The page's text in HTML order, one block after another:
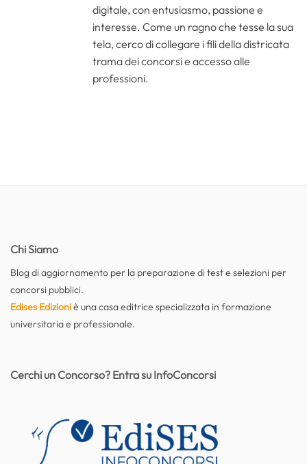
digitale, con entusiasmo, passione e
interesse. Come un ragno che tesse la sua
tela, cerco di collegare i fili della districata
trama dei concorsi e accesso alle
professioni.
Chi Siamo
Blog di aggiornamento per la preparazione di test e selezioni per
concorsi pubblici.
Edises Edizioniè una casa editrice specializzata in formazione
universitaria e professionale.
Cerchi un Concorso? Entra su InfoConcorsi